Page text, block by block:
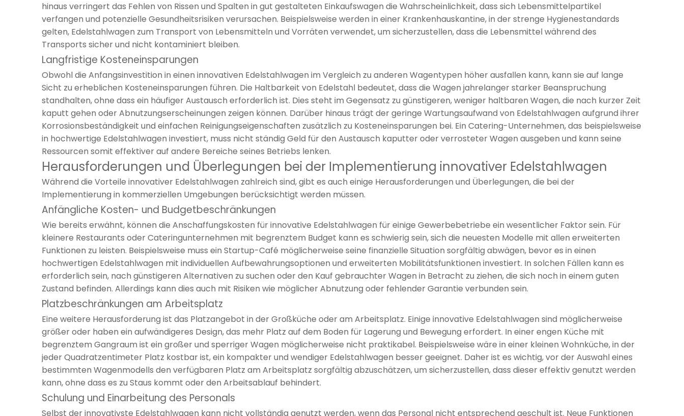
hinaus verringert das Fehlen von Rissen und Spalten in gut gestalteten Einkaufswagen die Wahrscheinlichkeit, dass sich Lebensmittelpartikel
verfangen und potenzielle Gesundheitsrisiken verursachen. Beispielsweise werden in einer Krankenhauskantine, in der strenge Hygienestandards
gelten, Edelstahlwagen zum Transport von Lebensmitteln und Vorräten verwendet, um sicherzustellen, dass die Lebensmittel während des
Transports sicher und nicht kontaminiert bleiben.
Langfristige Kosteneinsparungen
Obwohl die Anfangsinvestition in einen innovativen Edelstahlwagen im Vergleich zu anderen Wagentypen höher ausfallen kann, kann sie auf lange
Sicht zu erheblichen Kosteneinsparungen führen. Die Haltbarkeit von Edelstahl bedeutet, dass die Wagen jahrelanger starker Beanspruchung
standhalten, ohne dass ein häufiger Austausch erforderlich ist. Dies steht im Gegensatz zu günstigeren, weniger haltbaren Wagen, die nach kurzer Zeit
kaputt gehen oder Abnutzungserscheinungen zeigen können. Darüber hinaus trägt der geringe Wartungsaufwand von Edelstahlwagen aufgrund ihrer
Korrosionsbeständigkeit und einfachen Reinigungseigenschaften zusätzlich zu Kosteneinsparungen bei. Ein Catering-Unternehmen, das beispielsweise
in hochwertige Edelstahlwagen investiert, muss nicht ständig Geld für den Austausch kaputter oder verrosteter Wagen ausgeben und kann seine
Ressourcen somit effektiver auf andere Bereiche seines Betriebs lenken.
Herausforderungen und Überlegungen bei der Implementierung innovativer Edelstahlwagen
Während die Vorteile innovativer Edelstahlwagen zahlreich sind, gibt es auch einige Herausforderungen und Überlegungen, die bei der
Implementierung in kommerziellen Umgebungen berücksichtigt werden müssen.
Anfängliche Kosten- und Budgetbeschränkungen
Wie bereits erwähnt, können die Anschaffungskosten für innovative Edelstahlwagen für einige Gewerbebetriebe ein wesentlicher Faktor sein. Für
kleinere Restaurants oder Cateringunternehmen mit begrenztem Budget kann es schwierig sein, sich die neuesten Modelle mit allen erweiterten
Funktionen zu leisten. Beispielsweise muss ein Startup-Café möglicherweise seine finanzielle Situation sorgfältig abwägen, bevor es in einen
hochwertigen Edelstahlwagen mit individuellen Aufbewahrungsoptionen und erweiterten Mobilitätsfunktionen investiert. In solchen Fällen kann es
erforderlich sein, nach günstigeren Alternativen zu suchen oder den Kauf gebrauchter Wagen in Betracht zu ziehen, die sich noch in einem guten
Zustand befinden. Allerdings kann dies auch mit Risiken wie möglicher Abnutzung oder fehlender Garantie verbunden sein.
Platzbeschränkungen am Arbeitsplatz
Eine weitere Herausforderung ist das Platzangebot in der Großküche oder am Arbeitsplatz. Einige innovative Edelstahlwagen sind möglicherweise
größer oder haben ein aufwändigeres Design, das mehr Platz auf dem Boden für Lagerung und Bewegung erfordert. In einer engen Küche mit
begrenztem Gangraum ist ein großer und sperriger Wagen möglicherweise nicht praktikabel. Beispielsweise wäre in einer kleinen Wohnküche, in der
jeder Quadratzentimeter Platz kostbar ist, ein kompakter und wendiger Edelstahlwagen besser geeignet. Daher ist es wichtig, vor der Auswahl eines
bestimmten Wagenmodells den verfügbaren Platz am Arbeitsplatz sorgfältig abzuschätzen, um sicherzustellen, dass dieser effektiv genutzt werden
kann, ohne dass es zu Staus kommt oder den Arbeitsablauf behindert.
Schulung und Einarbeitung des Personals
Selbst der innovativste Edelstahlwagen kann nicht vollständig genutzt werden, wenn das Personal nicht entsprechend geschult ist. Neue Funktionen